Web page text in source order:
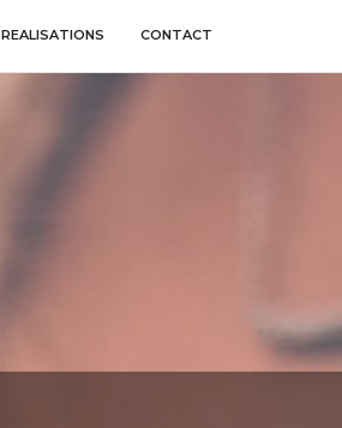
REALISATIONS CONTACT